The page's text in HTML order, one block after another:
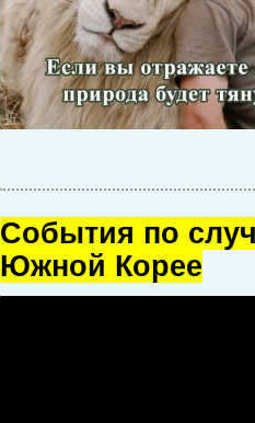
Cобытия по
Южной Корее